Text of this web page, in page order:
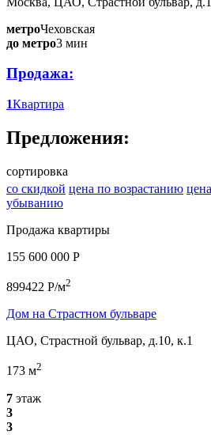
метроЧеховская
до метро3 мин
Продажа:
1Квартира
Предложения:
сортировка
со скидкой цена по возрастанию
убыванию
Продажа квартиры
155 600 000 P
899422 P/м2
Дом на Страстном бульваре
ЦАО, Страстной бульвар, д.10, к.1
173 м2
7 этаж
3
3